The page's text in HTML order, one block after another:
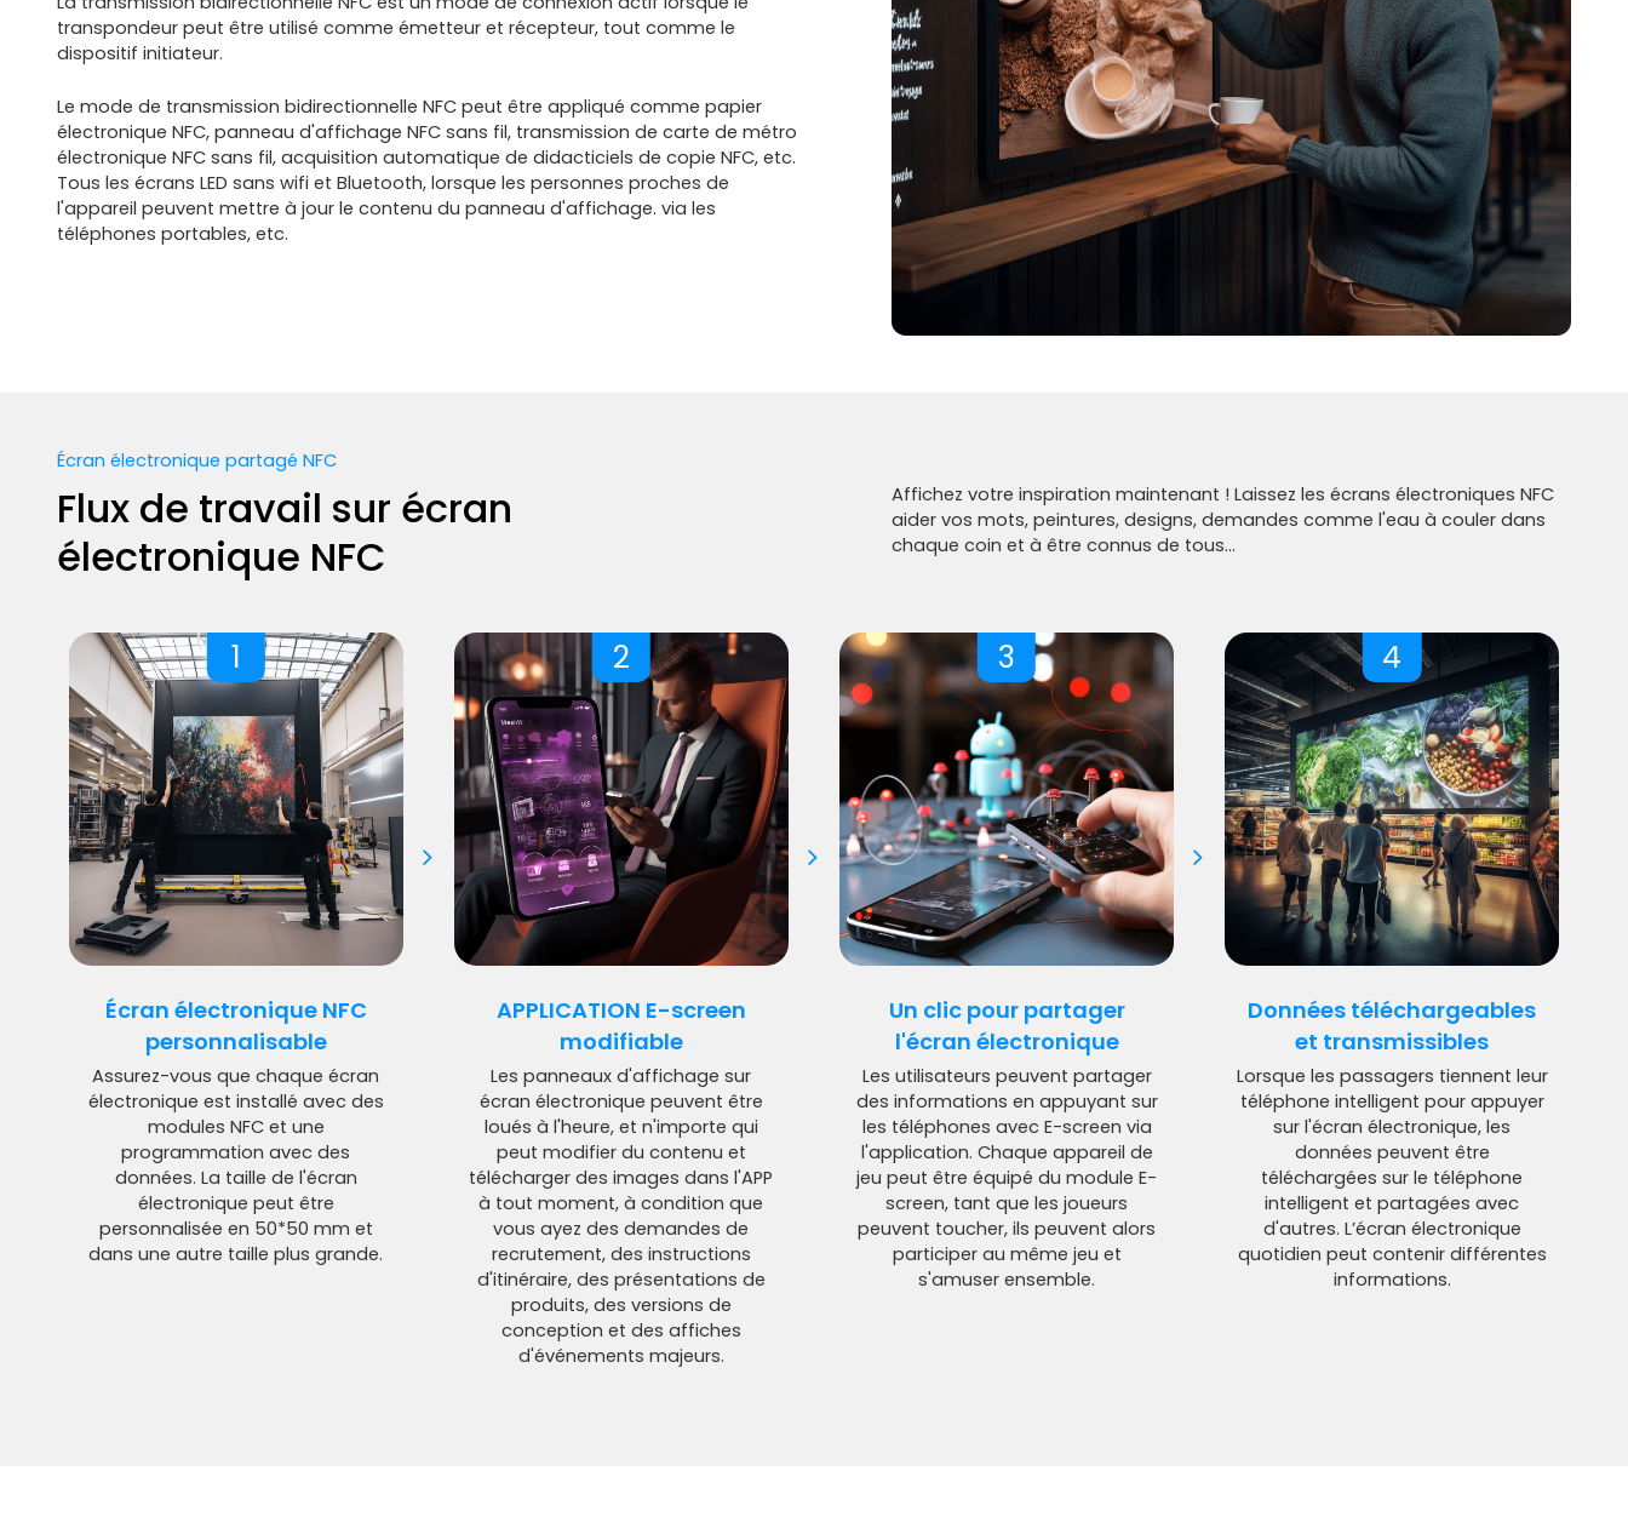
transpondeur peut être utilisé comme émetteur et récepteur, tout comme le
dispositif initiateur.
Le mode de transmission bidirectionnelle NFC peut être appliqué comme papier
électronique NFC, panneau d'affichage NFC sans fil, transmission de carte de métro
électronique NFC sans fil, acquisition automatique de didacticiels de copie NFC, etc.
Tous les écrans LED sans wifi et Bluetooth, lorsque les personnes proches de
l'appareil peuvent mettre à jour le contenu du panneau d'affichage. via les
téléphones portables, etc.
Écran électronique partagé NFC
Flux de travail sur écran
électronique NFC
Affichez votre inspiration maintenant ! Laissez les écrans électroniques NFC
aider vos mots, peintures, designs, demandes comme l'eau à couler dans
chaque coin et à être connus de tous...
1
Écran électronique NFC
personnalisable
Assurez-vous que chaque écran
électronique est installé avec des
modules NFC et une
programmation avec des
données. La taille de l'écran
électronique peut être
personnalisée en 50*50 mm et
dans une autre taille plus grande.
2
APPLICATION E-screen
modifiable
Les panneaux d'affichage sur
écran électronique peuvent être
loués à l'heure, et n'importe qui
peut modifier du contenu et
télécharger des images dans l'APP
à tout moment, à condition que
vous ayez des demandes de
recrutement, des instructions
d'itinéraire, des présentations de
produits, des versions de
conception et des affiches
d'événements majeurs.
3
Un clic pour partager
l'écran électronique
Les utilisateurs peuvent partager
des informations en appuyant sur
les téléphones avec E-screen via
l'application. Chaque appareil de
jeu peut être équipé du module E-
screen, tant que les joueurs
peuvent toucher, ils peuvent alors
participer au même jeu et
s'amuser ensemble.
4
Données téléchargeables
et transmissibles
Lorsque les passagers tiennent leur
téléphone intelligent pour appuyer
sur l'écran électronique, les
données peuvent être
téléchargées sur le téléphone
intelligent et partagées avec
d'autres. L’écran électronique
quotidien peut contenir différentes
informations.